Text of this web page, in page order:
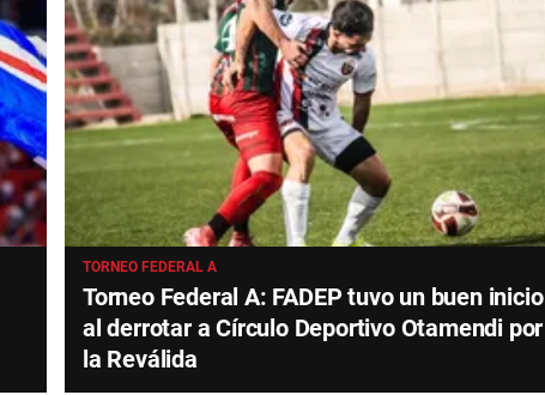
TORNEO FEDERAL A
Torneo Federal A: FADEP tuvo un buen inicio
al derrotar a Círculo Deportivo Otamendi por
la Reválida